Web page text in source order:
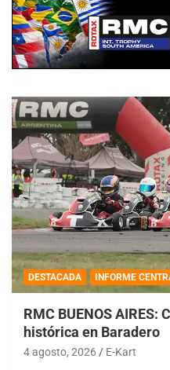
DESTACADA INFORME
RMC BUENOS AIRES:
histórica en Baradero
4 agosto, 2026 E-Kart